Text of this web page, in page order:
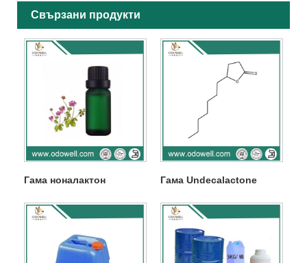
Свързани продукти
Гама ноналактон Гама Undecalactone